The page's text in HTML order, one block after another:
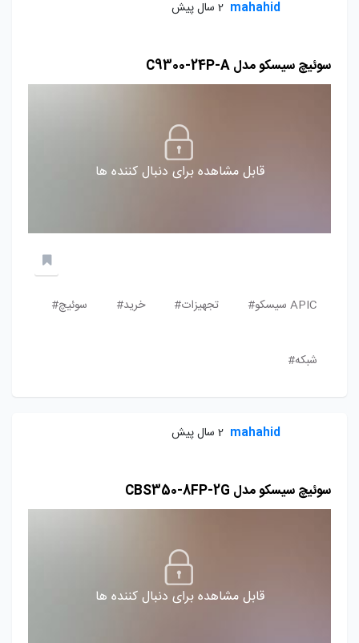
mahahid 2 سال پیش
سوئیچ سیسکو مدل C9300-24P-A
قابل مشاهده برای دنبال کننده ها
APIC سیسکو# تجهیزات# خرید# سوئیچ#
شبکه#
mahahid 2 سال پیش
سوئیچ سیسکو مدل CBS350-8FP-2G
قابل مشاهده برای دنبال کننده ها